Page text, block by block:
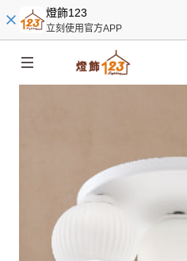
燈飾123
立刻使用官方APP